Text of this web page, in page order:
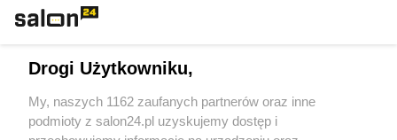
Sport
Społeczeństwo
Drogi Użytkowniku,
My, naszych 1162 zaufanych partnerów oraz inne
podmioty z salon24.pl uzyskujemy dostęp i